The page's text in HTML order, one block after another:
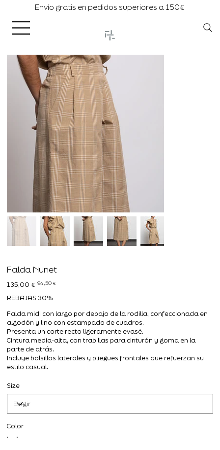
Envío gratis en pedidos superiores a 150€
Falda Nunet
Precio
original
135,00 € Precio
94,50 €
REBAJAS 30%
Falda midi con largo por debajo de la rodilla, confeccionada en
algodón y lino con estampado de cuadros.
Presenta un corte recto ligeramente evasé.
Cintura media-alta, con trabillas para cinturón y goma en la
parte de atrás.
Incluye bolsillos laterales y pliegues frontales que refuerzan su
estilo casual.
Size
Color